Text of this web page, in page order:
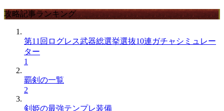
攻略記事ランキング
第11回ログレス武器総選挙選抜10連ガチャシミュレー
ター
1
覇剣の一覧
2
剣姫の最強テンプレ装備